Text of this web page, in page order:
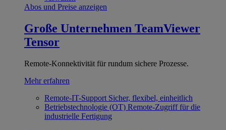
Abos und Preise anzeigen
Große Unternehmen TeamViewer
Tensor
Remote-Konnektivität für rundum sichere Prozesse.
Mehr erfahren
Remote-IT-Support Sicher, flexibel, einheitlich
Betriebstechnologie (OT) Remote-Zugriff für die
industrielle Fertigung